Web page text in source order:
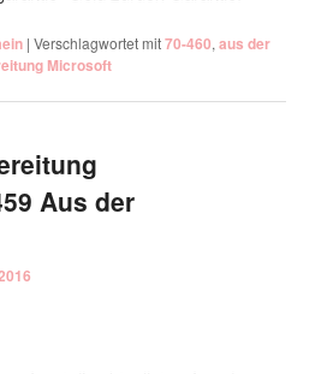
|Verschlagwortet mit70-460,aus der
Microsoft
Aus der